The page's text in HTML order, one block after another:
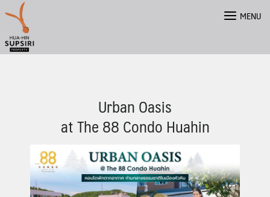
content
MENU
Urban Oasis
at The 88 Condo Huahin